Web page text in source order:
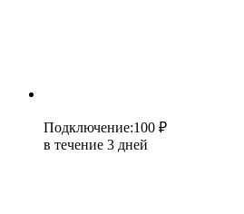
Подключение:100 ₽
в течение 3 дней